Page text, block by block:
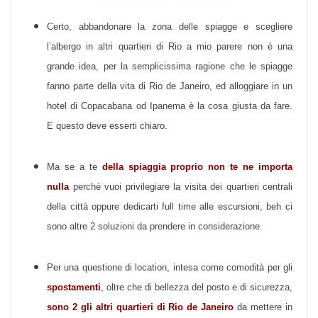
Certo, abbandonare la zona delle spiagge e scegliere
l’albergo in altri quartieri di Rio a mio parere non è una
grande idea, per la semplicissima ragione che le spiagge
fanno parte della vita di Rio de Janeiro, ed alloggiare in un
hotel di Copacabana od Ipanema è la cosa giusta da fare.
E questo deve esserti chiaro.
Ma se a te della spiaggia proprio non te ne importa
nulla perché vuoi privilegiare la visita dei quartieri centrali
della città oppure dedicarti full time alle escursioni, beh ci
sono altre 2 soluzioni da prendere in considerazione.
Per una questione di location, intesa come comodità per gli
spostamenti , oltre che di bellezza del posto e di sicurezza,
sono 2 gli altri quartieri di Rio de Janeiro da mettere in